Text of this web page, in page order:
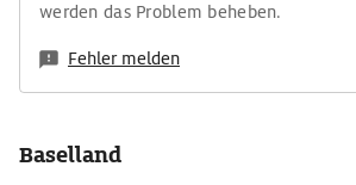
werden das Problem beheben.
Fehler melden
Baselland